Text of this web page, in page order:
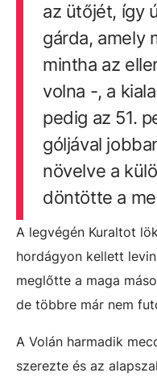
az ütőjét, így
gárda, amely
mintha az
volna -, a
pedig az 51.
góljával
növelve a
döntötte a
A legvégén Kuraltot
hordágyon kellett
meglőtte a maga
de többre már nem
A Volán harmadik
szerezte és az